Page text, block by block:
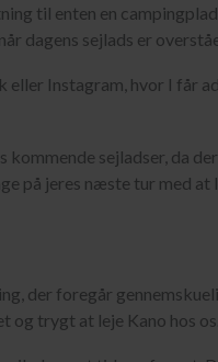
til enten en
dagens sejlads er
Instagram, hvor I får
sejladser, da
på jeres næste tur med at
der foregår
og trygt at leje Kano hos os.